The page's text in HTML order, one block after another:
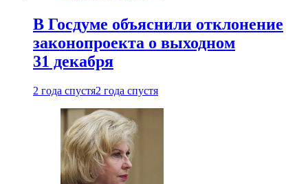
В Госдуме объяснили отклонение
законопроекта о выходном
31 декабря
2 года спустя2 года спустя